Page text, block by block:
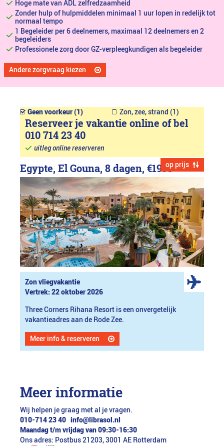
Hoge mate van ADL zelfredzaamheid
Zonder hulp of hulpmiddelen minimaal 1 uur lopen in redelijk tot
normaal tempo
1 Begeleider per 6 deelnemers, maximaal 12 deelnemers en 2
begeleiders
Professionele zorg door GZ-verpleegkundigen als begeleider
Andere zorgvraag kiezen
Geen voorkeur (1) Zon, zee, strand (1)
Reserveer je vakantie online of bel
010 714 23 40
uitleg online reserveren
op prijs
Egypte, El Gouna, 8 dagen, €1999
Zon vliegvakantie
Vertrek: 22 oktober 2026
Three Corners Rihana Resort is een onvergetelijk
vakantieadres aan de Rode Zee.
Meer info & reserveren
Meer informatie
Wij helpen je graag met al je vragen.
010-714 23 40 info@librasol.nl
Maandag t/m vrijdag van 09:30-16:30
Ons adres: Postbus 21203, 3001 AE Rotterdam